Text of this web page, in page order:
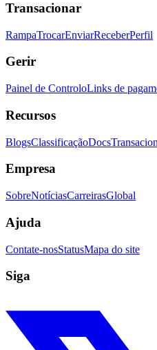
Transacionar
RampaTrocarEnviarReceberPerfil
Gerir
Painel de ControloLinks de
Recursos
BlogsClassificaçãoDocs
Empresa
SobreNotíciasCarreirasGlobal
Ajuda
Contate-nosStatusMapa do site
Siga